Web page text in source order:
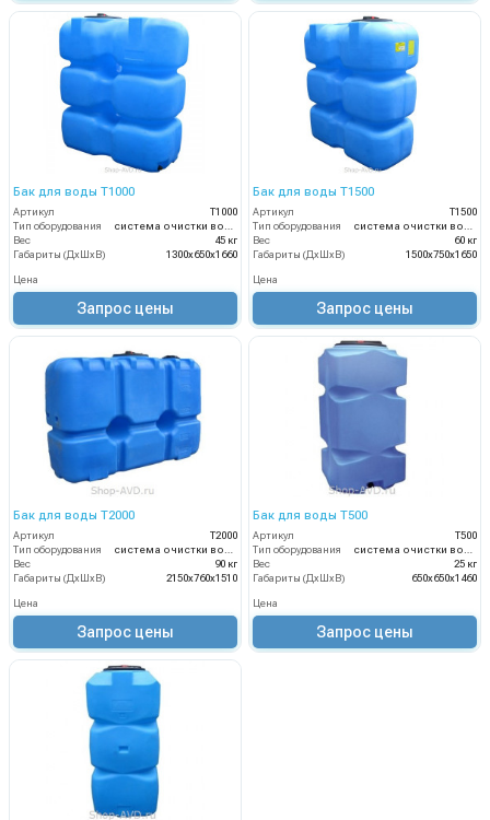
Бак для воды Т1000
Артикул
Т1000
Тип оборудования
Вес
45 кг
Габариты (ДхШхВ)
1300х650х1660
Цена
Запрос цены
Бак для воды Т1500
Артикул
Т1500
Тип оборудования
Вес
60 кг
Габариты (ДхШхВ)
1500х750х1650
Цена
Запрос цены
Бак для воды Т2000
Артикул
Т2000
Тип оборудования
система очистки воды
Вес
90 кг
Габариты (ДхШхВ)
2150х760х1510
Цена
Запрос цены
Бак для воды Т500
Артикул
Т500
Тип оборудования
система очистки воды
Вес
25 кг
Габариты (ДхШхВ)
650х650х1460
Цена
Запрос цены